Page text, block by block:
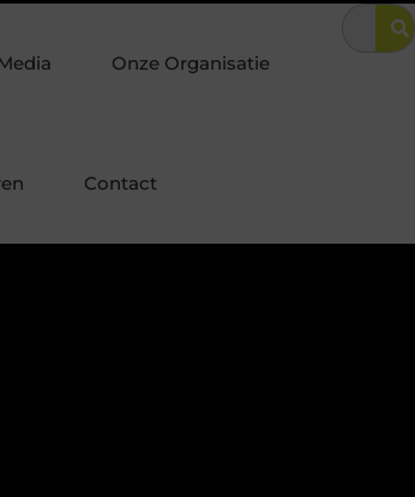
Zo combineer je luxe met optimale
Onze Organisatie
Contact